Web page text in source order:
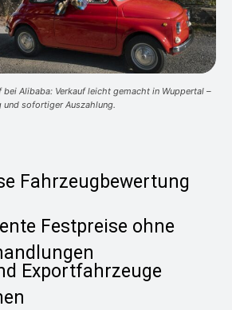
Alibaba: Verkauf leicht gemacht in Wuppertal –
sofortiger Auszahlung.
Fahrzeugbewertung
Festpreise ohne
Exportfahrzeuge